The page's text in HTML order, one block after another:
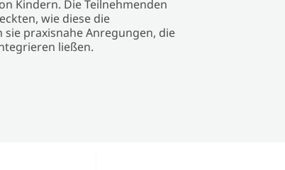
Kindern. Die Teilnehmenden
wie diese die
praxisnahe Anregungen, die
ließen.